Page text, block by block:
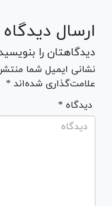
ارسال دیدگاه
دیدگاهتان را
نشانی ایمیل شما
علامت‌گذاری شده‌اند *
* دیدگاه